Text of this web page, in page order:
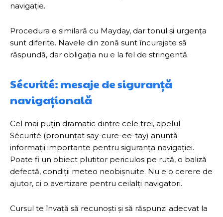
navigație.
Procedura e similară cu Mayday, dar tonul și urgența
sunt diferite. Navele din zonă sunt încurajate să
răspundă, dar obligația nu e la fel de stringentă.
Sécurité: mesaje de siguranță
navigațională
Cel mai puțin dramatic dintre cele trei, apelul
Sécurité (pronunțat say-cure-ee-tay) anunță
informații importante pentru siguranța navigației.
Poate fi un obiect plutitor periculos pe rută, o baliză
defectă, condiții meteo neobișnuite. Nu e o cerere de
ajutor, ci o avertizare pentru ceilalți navigatori.
Cursul te învață să recunoști și să răspunzi adecvat la